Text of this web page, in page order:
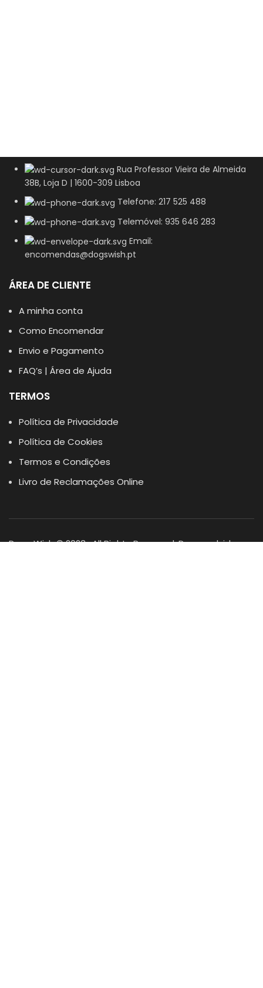
Rua Professor Vieira de Almeida
38B, Loja D | 1600-309 Lisboa
Telefone: 217 525 488
Telemóvel: 935 646 283
Email:
encomendas@dogswish.pt
ÁREA DE CLIENTE
A minha conta
Como Encomendar
Envio e Pagamento
FAQ’s | Área de Ajuda
TERMOS
Política de Privacidade
Política de Cookies
Termos e Condições
Livro de Reclamações Online
Dogs Wish © 2023 . All Rights Reserved. Desenvolvido por